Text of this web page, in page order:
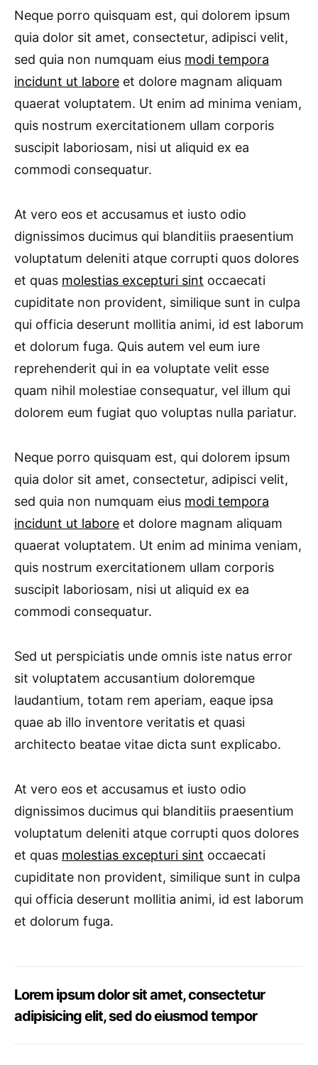
Neque porro quisquam est, qui dolorem ipsum
quia dolor sit amet, consectetur, adipisci velit,
sed quia non numquam eius modi tempora
incidunt ut labore et dolore magnam aliquam
quaerat voluptatem. Ut enim ad minima veniam,
quis nostrum exercitationem ullam corporis
suscipit laboriosam, nisi ut aliquid ex ea
commodi consequatur.
At vero eos et accusamus et iusto odio
dignissimos ducimus qui blanditiis praesentium
voluptatum deleniti atque corrupti quos dolores
et quas molestias excepturi sint occaecati
cupiditate non provident, similique sunt in culpa
qui officia deserunt mollitia animi, id est laborum
et dolorum fuga. Quis autem vel eum iure
reprehenderit qui in ea voluptate velit esse
quam nihil molestiae consequatur, vel illum qui
dolorem eum fugiat quo voluptas nulla pariatur.
Neque porro quisquam est, qui dolorem ipsum
quia dolor sit amet, consectetur, adipisci velit,
sed quia non numquam eius modi tempora
incidunt ut labore et dolore magnam aliquam
quaerat voluptatem. Ut enim ad minima veniam,
quis nostrum exercitationem ullam corporis
suscipit laboriosam, nisi ut aliquid ex ea
commodi consequatur.
Sed ut perspiciatis unde omnis iste natus error
sit voluptatem accusantium doloremque
laudantium, totam rem aperiam, eaque ipsa
quae ab illo inventore veritatis et quasi
architecto beatae vitae dicta sunt explicabo.
At vero eos et accusamus et iusto odio
dignissimos ducimus qui blanditiis praesentium
voluptatum deleniti atque corrupti quos dolores
et quas molestias excepturi sint occaecati
cupiditate non provident, similique sunt in culpa
qui officia deserunt mollitia animi, id est laborum
et dolorum fuga.
Lorem ipsum dolor sit amet, consectetur
adipisicing elit, sed do eiusmod tempor